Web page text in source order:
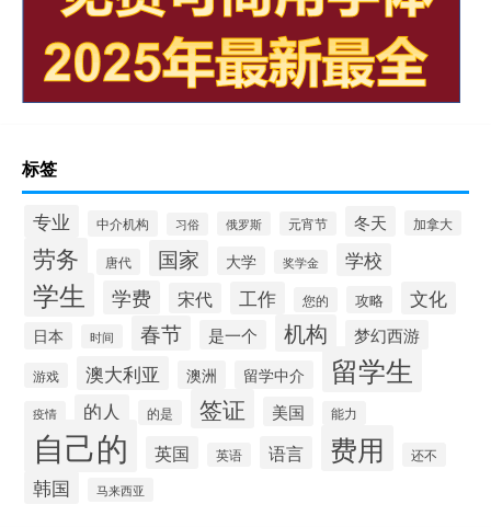
标签
专业 中介机构 习俗 俄罗斯 元宵节 冬天 加拿大
劳务 唐代 国家 大学 奖学金 学校
学生 学费 宋代 工作 您的 攻略 文化
日本 时间 春节 是一个 机构 梦幻西游
游戏 澳大利亚 澳洲 留学中介 留学生
疫情 的人 的是 签证 美国 能力
自己的 英国 英语 语言 费用 还不
韩国 马来西亚